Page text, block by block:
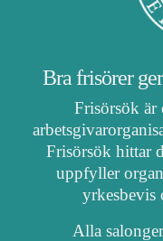
Bra frisörer
Frisörsök är
Frisörsök hittar
uppfyller
yrkesbevis
Alla